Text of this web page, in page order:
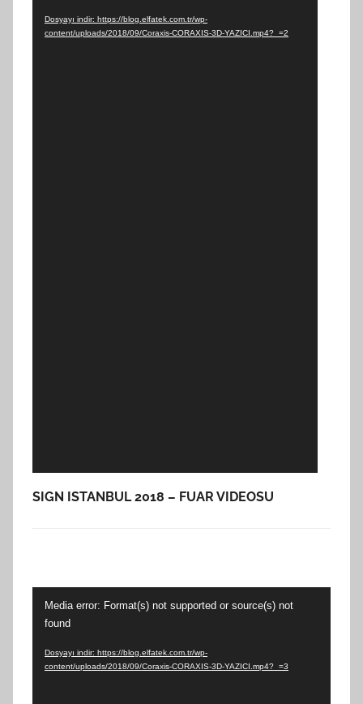
Dosyayı indir: https://blog.elfatek.com.tr/wp-
content/uploads/2018/09/Coraxis-CORAXIS-3D-YAZICI.mp4?_=2
SIGN ISTANBUL 2018 – FUAR VIDEOSU
oynatıcı
Media error: Format(s) not supported or source(s) not
found
Dosyayı indir: https://blog.elfatek.com.tr/wp-
content/uploads/2018/09/Coraxis-CORAXIS-3D-YAZICI.mp4?_=3